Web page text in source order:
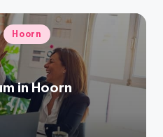
Hoorn
in Hoorn